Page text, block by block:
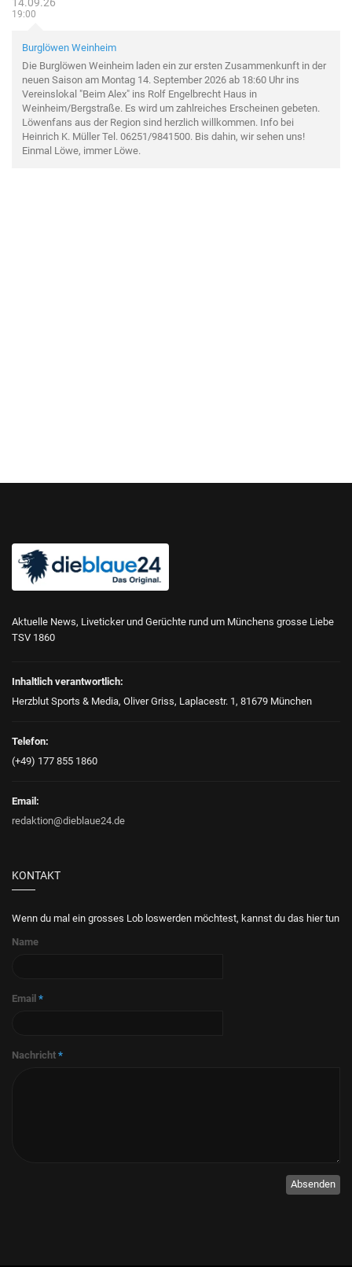
14.09.26
19:00
Burglöwen Weinheim
Die Burglöwen Weinheim laden ein zur ersten Zusammenkunft in der
neuen Saison am Montag 14. September 2026 ab 18:60 Uhr ins
Vereinslokal "Beim Alex" ins Rolf Engelbrecht Haus in
Weinheim/Bergstraße. Es wird um zahlreiches Erscheinen gebeten.
Löwenfans aus der Region sind herzlich willkommen. Info bei
Heinrich K. Müller Tel. 06251/9841500. Bis dahin, wir sehen uns!
Einmal Löwe, immer Löwe.
Aktuelle News, Liveticker und Gerüchte rund um Münchens grosse Liebe
TSV 1860
Inhaltlich verantwortlich:
Herzblut Sports & Media, Oliver Griss, Laplacestr. 1, 81679 München
Telefon:
(+49) 177 855 1860
Email:
redaktion@dieblaue24.de
KONTAKT
Wenn du mal ein grosses Lob loswerden möchtest, kannst du das hier tun
Name
Email *
Nachricht *
Absenden